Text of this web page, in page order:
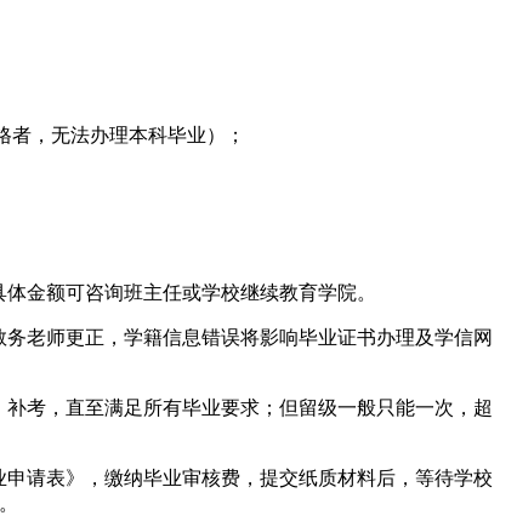
，无法办理本科毕业）；
金额可咨询班主任或学校继续教育学院。
老师更正，学籍信息错误将影响毕业证书办理及学信网
考，直至满足所有毕业要求；但留级一般只能一次，超
请表》，缴纳毕业审核费，提交纸质材料后，等待学校